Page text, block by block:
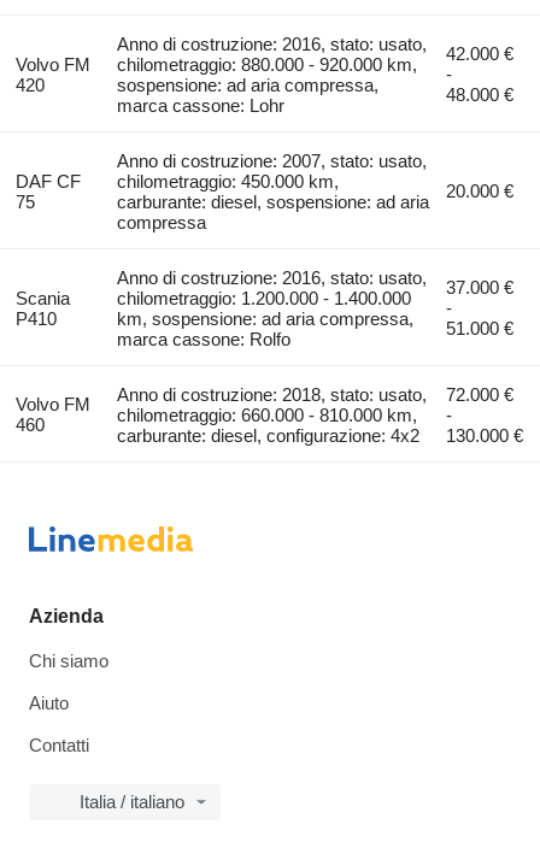
Volvo FM
420
Anno di costruzione: 2016, stato: usato,
chilometraggio: 880.000 - 920.000 km,
sospensione: ad aria compressa,
marca cassone: Lohr
42.000 €
-
48.000 €
DAF CF
75
Anno di costruzione: 2007, stato: usato,
chilometraggio: 450.000 km,
carburante: diesel, sospensione: ad aria
compressa
20.000 €
Scania
P410
Anno di costruzione: 2016, stato: usato,
chilometraggio: 1.200.000 - 1.400.000
km, sospensione: ad aria compressa,
marca cassone: Rolfo
37.000 €
-
51.000 €
Volvo FM
460
Anno di costruzione: 2018, stato: usato,
chilometraggio: 660.000 - 810.000 km,
carburante: diesel, configurazione: 4x2
72.000 €
-
130.000 €
Azienda
Chi siamo
Aiuto
Contatti
Italia / italiano